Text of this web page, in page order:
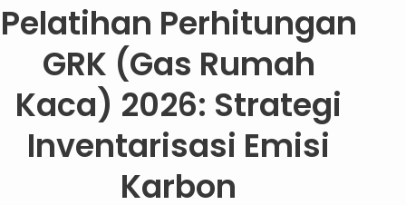
Pelatihan Perhitungan
GRK (Gas Rumah
Kaca) 2026: Strategi
Inventarisasi Emisi
Karbon